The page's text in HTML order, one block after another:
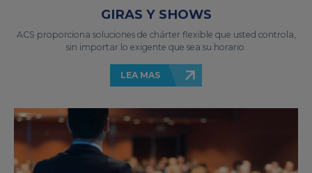
GIRAS Y SHOWS
ACS proporciona soluciones de chárter flexible que usted controla,
sin importar lo exigente que sea su horario.
LEA MAS